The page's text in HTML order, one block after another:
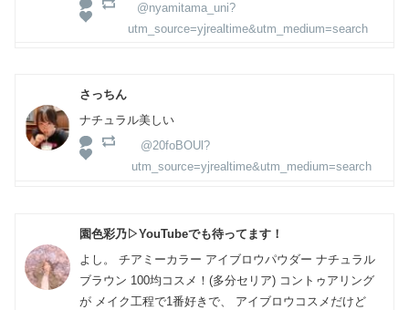
@nyamitama_uni?
utm_source=yjrealtime&utm_medium=search
さっちん
ナチュラル美しい
@20foBOUl?
utm_source=yjrealtime&utm_medium=search
園色彩乃▷YouTubeでも待ってます！
よし。 チアミーカラー アイブロウパウダー ナチュラル
ブラウン 100均コスメ！(多分セリア) コントゥアリング
が メイク工程で1番好きで、 アイブロウコスメだけど